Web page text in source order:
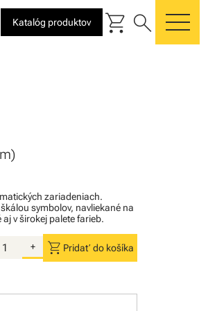
Katalóg produktov shopping_cart search
zariadeniach.
symbolov, navliekané na
v širokej palete farieb.
+ shopping_cart Pridať do košíka